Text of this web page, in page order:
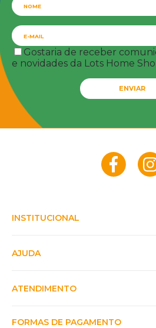
Gostaria de receber
e novidades da Lots Home
ENVIAR
INSTITUCIONAL
AJUDA
ATENDIMENTO
FORMAS DE PAGAMENTO